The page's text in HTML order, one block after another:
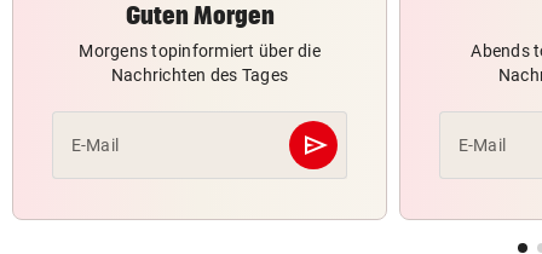
Guten Morgen
Morgens topinformiert über die
Nachrichten des Tages
E-Mail send
Abschicken
Abends
E-Mail